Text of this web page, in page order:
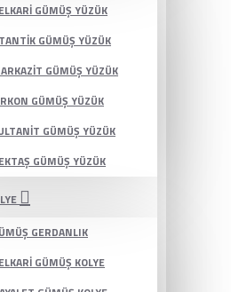
GÜMÜŞ YÜZÜK
GÜMÜŞ YÜZÜK
GÜMÜŞ YÜZÜK
GÜMÜŞ YÜZÜK
GÜMÜŞ YÜZÜK
GÜMÜŞ YÜZÜK
GERDANLIK
GÜMÜŞ KOLYE